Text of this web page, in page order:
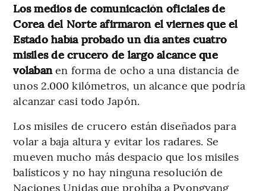
Los medios de comunicación oficiales de
Corea del Norte afirmaron el viernes que el
Estado había probado un día antes cuatro
misiles de crucero de largo alcance que
volabanen forma de ocho a una distancia de
unos 2.000 kilómetros, un alcance que podría
alcanzar casi todo Japón.
Los misiles de crucero están diseñados para
volar a baja altura y evitar los radares. Se
mueven mucho más despacio que los misiles
balísticos y no hay ninguna resolución de
Naciones Unidas que prohíba a Pyongyang